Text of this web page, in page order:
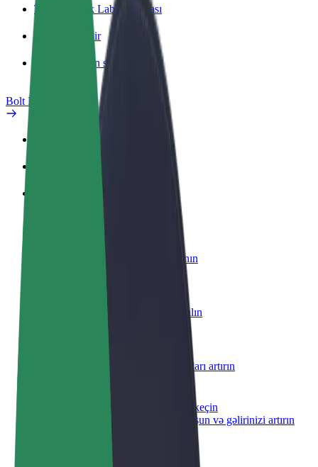
Təhlükəsizlik Laboratoriyası
Problemi bildir
Tez-tez verilən suallar
Bolt Plus
Öz şərtlərinizə uyğun olaraq qazanın
Yemək çatdırın və həftəlik ödəniş alın
Daha çox müştəri cəlb edin və satışları artırın
Avtopark sahibi kimi qeydiyyatdan keçin
Avtoparkınızı Bolt platformasına qoşun və gəlirinizi artırın